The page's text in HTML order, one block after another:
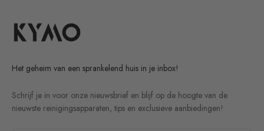
Het geheim van een sprankelend huis in je inbox!
Schrijf je in voor onze nieuwsbrief en blijf op de hoogte van de
nieuwste reinigingsapparaten, tips en exclusieve aanbiedingen!